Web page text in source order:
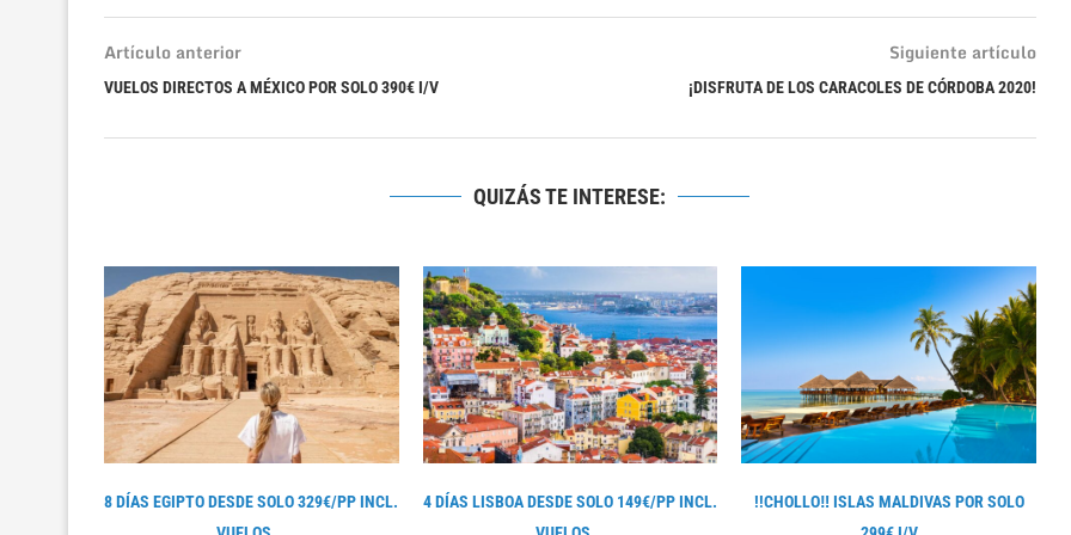
Artículo anterior
VUELOS DIRECTOS A MÉXICO POR SOLO 390€ I/V
Siguiente artículo
¡DISFRUTA DE LOS CARACOLES DE CÓRDOBA 2020!
QUIZÁS TE INTERESE:
8 DÍAS EGIPTO DESDE SOLO 329€/PP INCL.
4 DÍAS LISBOA DESDE SOLO 149€/PP INCL.
!!CHOLLO‼ ISLAS MALDIVAS POR SOLO